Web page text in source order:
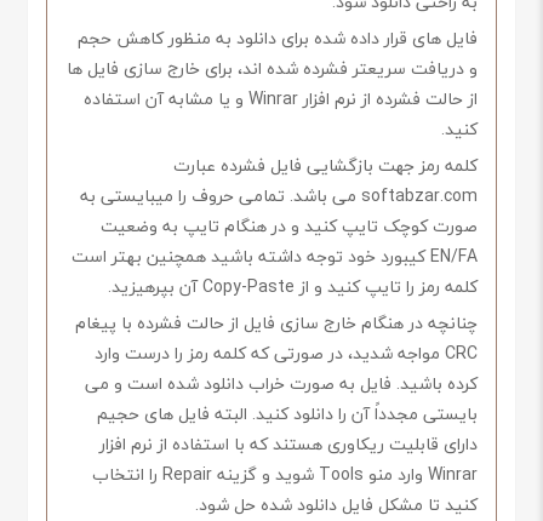
فایل های قرار داده شده برای دانلود به منظور کاهش حجم
و دریافت سریعتر فشرده شده اند، برای خارج سازی فایل ها
از حالت فشرده از نرم افزار Winrar و یا مشابه آن استفاده
کنید.
کلمه رمز جهت بازگشایی فایل فشرده عبارت
softabzar.com می باشد. تمامی حروف را میبایستی به
صورت کوچک تایپ کنید و در هنگام تایپ به وضعیت
EN/FA کیبورد خود توجه داشته باشید همچنین بهتر است
کلمه رمز را تایپ کنید و از Copy-Paste آن بپرهیزید.
چنانچه در هنگام خارج سازی فایل از حالت فشرده با پیغام
CRC مواجه شدید، در صورتی که کلمه رمز را درست وارد
کرده باشید. فایل به صورت خراب دانلود شده است و می
بایستی مجدداً آن را دانلود کنید. البته فایل های حجیم
دارای قابلیت ریکاوری هستند که با استفاده از نرم افزار
Winrar وارد منو Tools شوید و گزینه Repair را انتخاب
کنید تا مشکل فایل دانلود شده حل شود.